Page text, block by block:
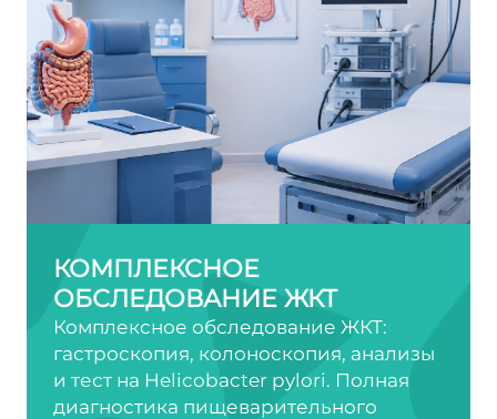
КОМПЛЕКСНОЕ
ОБСЛЕДОВАНИЕ ЖКТ
Комплексное обследование ЖКТ:
гастроскопия, колоноскопия, анализы
и тест на Helicobacter pylori. Полная
диагностика пищеварительного